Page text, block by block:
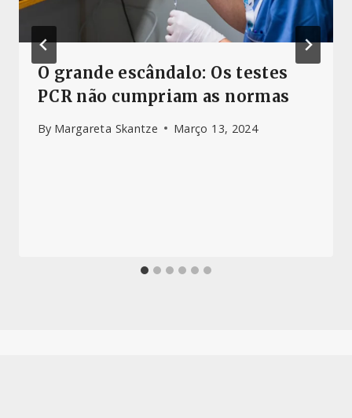
O grande escândalo: Os testes
PCR não cumpriam as normas
By Margareta Skantze Março 13, 2024